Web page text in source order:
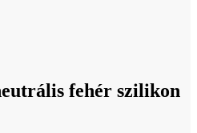
fehér szilikon